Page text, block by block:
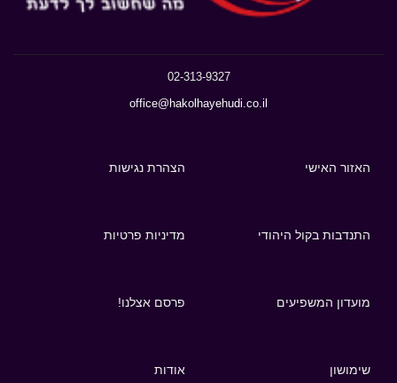
02-313-9327
office@hakolhayehudi.co.il
האזור האישי הצהרת נגישות
התנדבות בקול היהודי מדיניות פרטיות
מועדון המשפיעים פרסם אצלנו!
שימושון אודות